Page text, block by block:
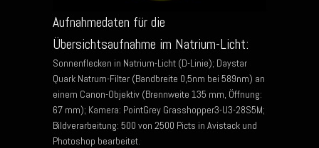
Aufnahmedaten für die
Übersichtsaufnahme im Natrium-Licht:
Sonnenflecken in Natrium-Licht (D-Linie); Daystar
Quark Natrum-Filter (Bandbreite 0,5nm bei 589nm) an
einem Canon-Objektiv (Brennweite 135 mm, Öffnung:
67 mm); Kamera: PointGrey Grasshopper3-U3-28S5M;
Bildverarbeitung: 500 von 2500 Picts in Avistack und
Photoshop bearbeitet.